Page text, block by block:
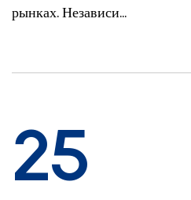
рынках. Независи...
25